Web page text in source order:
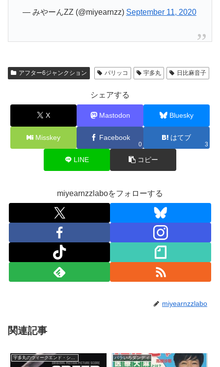
— みやーんZZ (@miyearnzz) September 11, 2020
アフター6ジャンクション パリッコ 宇多丸 日比麻音子
シェアする
X Mastodon Bluesky
Misskey Facebook
0
はてブ
3
LINE コピー
miyearnzzlaboをフォローする
miyearnzzlabo
関連記事
バラいろダンディ